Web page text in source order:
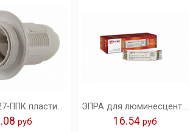
Патрон Е27-ППК пластиковый с прижимным кольцом IN HOME
pуб
ЭПРА для люминесцентных ламп ETL-236-А2 2х36Вт Т8/G13 IN HOME
16.54pуб